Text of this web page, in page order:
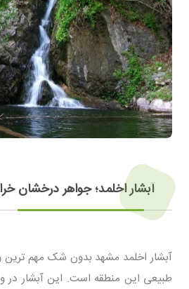
آبشار اخلمد؛ جواهر درخشان
آبشار اخلمد مشهد بدون شک مهم ترین
طبیعی این منطقه است. این آبشار در